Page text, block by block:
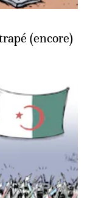
(encore)